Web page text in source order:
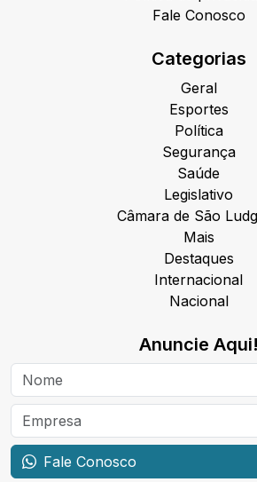
Fale Conosco
Categorias
Geral
Esportes
Política
Segurança
Saúde
Legislativo
Câmara de São
Mais
Destaques
Internacional
Nacional
Anuncie Aqui!
Fale Conosco